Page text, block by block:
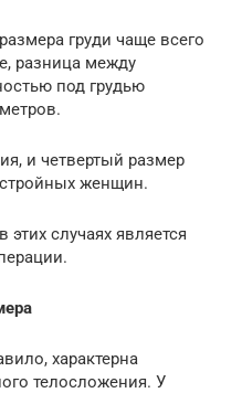
груди чаще всего
разница между
под грудью
и четвертый размер
стройных женщин.
случаях является
характерна
телосложения. У